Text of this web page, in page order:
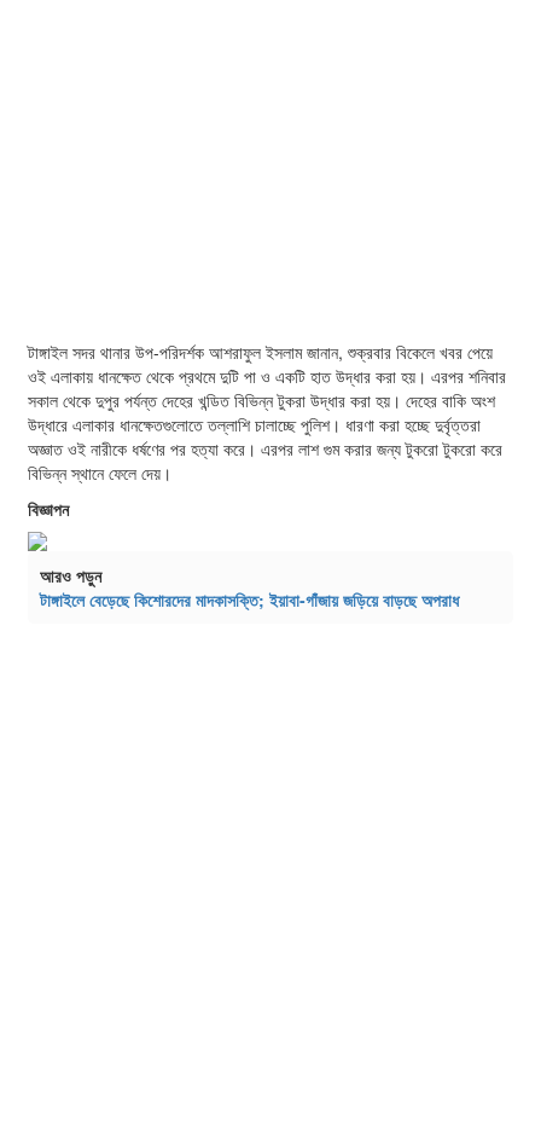
টাঙ্গাইল সদর থানার উপ-পরিদর্শক আশরাফুল ইসলাম জানান, শুক্রবার বিকেলে খবর পেয়ে
ওই এলাকায় ধানক্ষেত থেকে প্রথমে দুটি পা ও একটি হাত উদ্ধার করা হয়। এরপর শনিবার
সকাল থেকে দুপুর পর্যন্ত দেহের খন্ডিত বিভিন্ন টুকরা উদ্ধার করা হয়। দেহের বাকি অংশ
উদ্ধারে এলাকার ধানক্ষেতগুলোতে তল্লাশি চালাচ্ছে পুলিশ। ধারণা করা হচ্ছে দুর্বৃত্তরা
অজ্ঞাত ওই নারীকে ধর্ষণের পর হত্যা করে। এরপর লাশ গুম করার জন্য টুকরো টুকরো করে
বিভিন্ন স্থানে ফেলে দেয়।
বিজ্ঞাপন
আরও পড়ুন
টাঙ্গাইলে বেড়েছে কিশোরদের মাদকাসক্তি; ইয়াবা-গাঁজায় জড়িয়ে বাড়ছে অপরাধ